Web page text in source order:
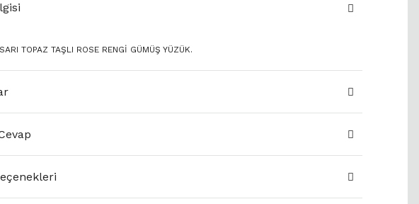
TOPAZ TAŞLI ROSE RENGİ GÜMÜŞ YÜZÜK.